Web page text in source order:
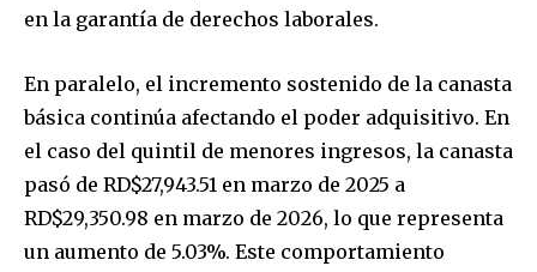
en la garantía de derechos laborales.
En paralelo, el incremento sostenido de la canasta
básica continúa afectando el poder adquisitivo. En
el caso del quintil de menores ingresos, la canasta
pasó de RD$27,943.51 en marzo de 2025 a
RD$29,350.98 en marzo de 2026, lo que representa
un aumento de 5.03%. Este comportamiento